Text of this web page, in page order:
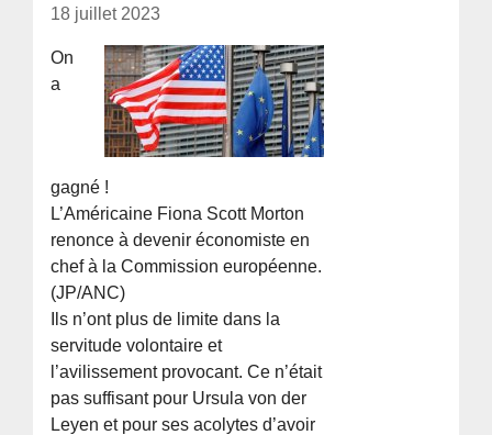
18 juillet 2023
On
a
gagné !
L’Américaine Fiona Scott Morton
renonce à devenir économiste en
chef à la Commission européenne.
(JP/ANC)
Ils n’ont plus de limite dans la
servitude volontaire et
l’avilissement provocant. Ce n’était
pas suffisant pour Ursula von der
Leyen et pour ses acolytes d’avoir